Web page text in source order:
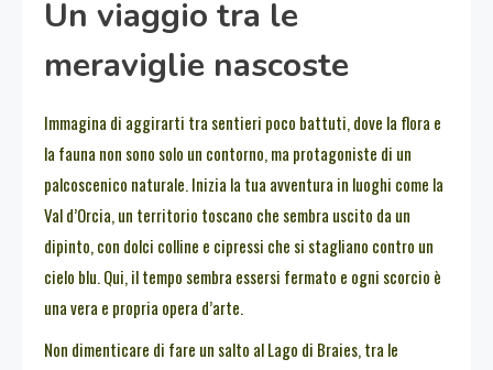
Un viaggio tra le
meraviglie nascoste
Immagina di aggirarti tra sentieri poco battuti, dove la flora e
la fauna non sono solo un contorno, ma protagoniste di un
palcoscenico naturale. Inizia la tua avventura in luoghi come la
Val d’Orcia, un territorio toscano che sembra uscito da un
dipinto, con dolci colline e cipressi che si stagliano contro un
cielo blu. Qui, il tempo sembra essersi fermato e ogni scorcio è
una vera e propria opera d’arte.
Non dimenticare di fare un salto al Lago di Braies, tra le